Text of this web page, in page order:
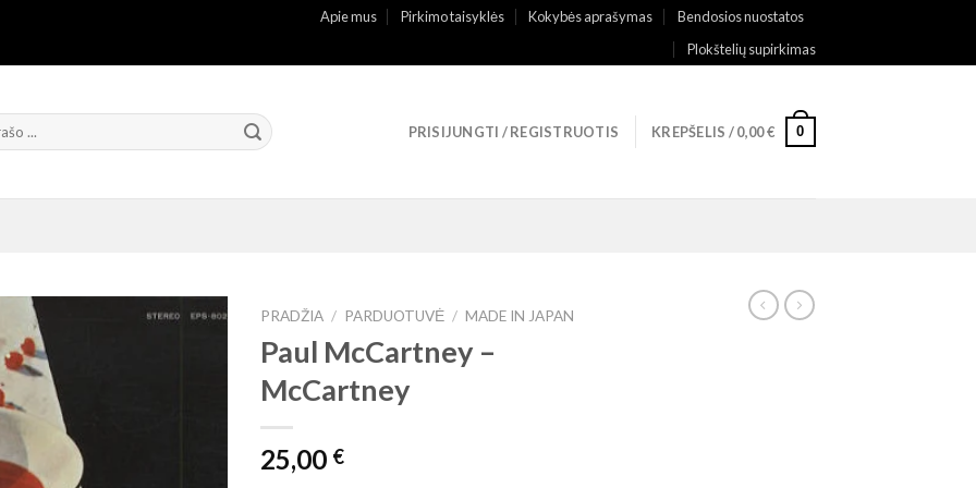
Apie mus Pirkimo taisyklės Kokybės aprašymas
Bendosios nuostatos
Plokštelių supirkimas
PRISIJUNGTI / REGISTRUOTIS KREPŠELIS /0,00€ 0
PRADŽIA / PARDUOTUVĖ / MADE IN JAPAN
Paul McCartney ‎–
McCartney
25,00 €